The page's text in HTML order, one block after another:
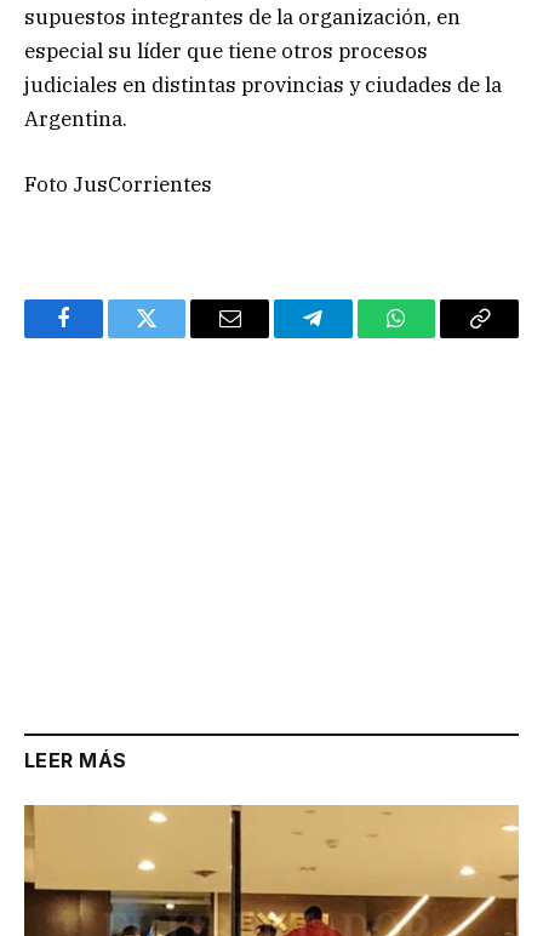
supuestos integrantes de la organización, en
especial su líder que tiene otros procesos
judiciales en distintas provincias y ciudades de la
Argentina.
Foto JusCorrientes
FacebookTwitter Email TelegramWhatsAppCopy
LEER MÁS